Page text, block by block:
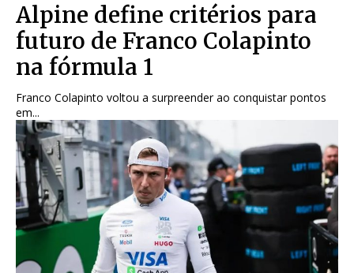
Alpine define critérios para
futuro de Franco Colapinto
na fórmula 1
Franco Colapinto voltou a surpreender ao conquistar pontos
em...